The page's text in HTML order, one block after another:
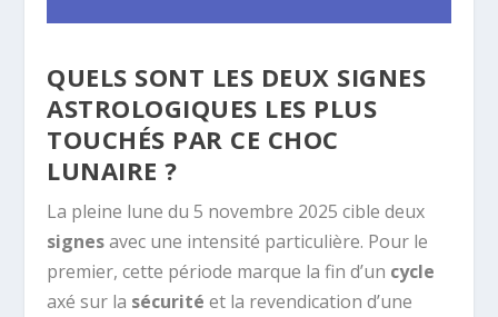
QUELS SONT LES DEUX SIGNES
ASTROLOGIQUES LES PLUS
TOUCHÉS PAR CE CHOC
LUNAIRE ?
La pleine lune du 5 novembre 2025 cible deux
signesavec une intensité particulière. Pour le
premier, cette période marque la fin d’un cycle
axé sur la sécuritéet la revendication d’une